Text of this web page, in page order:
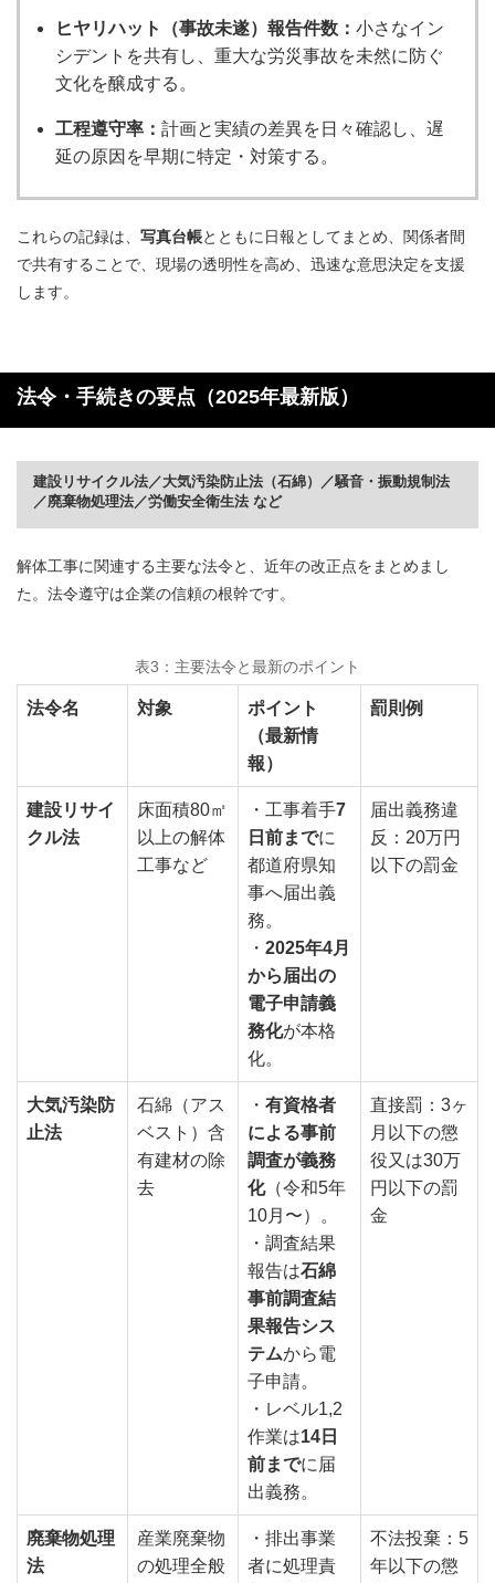
ヒヤリハット（事故未遂）報告件数： 小さなイン
シデントを共有し、重大な労災事故を未然に防ぐ
文化を醸成する。
工程遵守率： 計画と実績の差異を日々確認し、遅
延の原因を早期に特定・対策する。
これらの記録は、 写真台帳とともに日報としてまとめ、関係者間
で共有することで、現場の透明性を高め、迅速な意思決定を支援
します。
法令・手続きの要点（2025年最新版）
建設リサイクル法／大気汚染防止法（石綿）／騒音・振動規制法
／廃棄物処理法／労働安全衛生法 など
解体工事に関連する主要な法令と、近年の改正点をまとめまし
た。法令遵守は企業の信頼の根幹です。
表3：主要法令と最新のポイント
法令名 対象
ポイント
（最新情
報）
罰則例
建設リサイ
クル法
床面積80㎡
以上の解体
工事など
・工事着手7
日前までに
都道府県知
事へ届出義
務。
・ 2025年4月
から届出の
電子申請義
務化が本格
化。
届出義務違
反：20万円
以下の罰金
大気汚染防
止法
石綿（アス
ベスト）含
有建材の除
去
・ 有資格者
による事前
調査が義務
化（令和5年
10月〜）。
・調査結果
報告は石綿
事前調査結
果報告シス
テムから電
子申請。
・レベル1,2
作業は14日
前までに届
出義務。
直接罰：3ヶ
月以下の懲
役又は30万
円以下の罰
金
廃棄物処理
法
産業廃棄物
の処理全般
・排出事業
者に処理責
不法投棄：5
年以下の懲